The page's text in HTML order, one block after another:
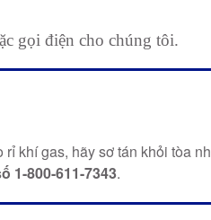
gọi điện cho chúng tôi.
khí gas, hãy sơ tán khỏi tòa
1-800-611-7343.